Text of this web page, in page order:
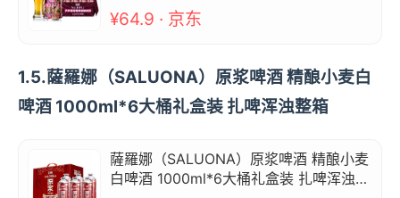
¥64.9 · 京东
1.5.薩羅娜（SALUONA）原浆啤酒 精酿小麦白
啤酒 1000ml*6大桶礼盒装 扎啤浑浊整箱
薩羅娜（SALUONA）原浆啤酒 精酿小麦
白啤酒 1000ml*6大桶礼盒装 扎啤浑浊整